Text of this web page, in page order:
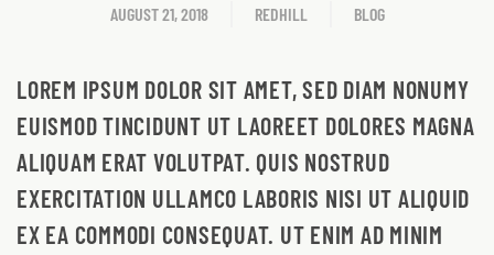
AUGUST 21, 2018 REDHILL BLOG
LOREM IPSUM DOLOR SIT AMET, SED DIAM NONUMY
EUISMOD TINCIDUNT UT LAOREET DOLORES MAGNA
ALIQUAM ERAT VOLUTPAT. QUIS NOSTRUD
EXERCITATION ULLAMCO LABORIS NISI UT ALIQUID
EX EA COMMODI CONSEQUAT. UT ENIM AD MINIM